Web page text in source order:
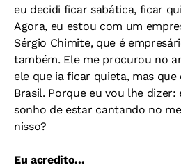
eu decidi ficar sabática, ficar
Agora, eu estou com um
Sérgio Chimite, que é
também. Ele me procurou no
ele que ia ficar quieta, mas que
Brasil. Porque eu vou lhe
sonho de estar cantando no
nisso?
Eu acredito...